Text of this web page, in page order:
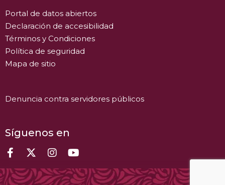
Portal de datos abiertos
Declaración de accesibilidad
Términos y Condiciones
Política de seguridad
Mapa de sitio
Denuncia contra servidores públicos
Síguenos en